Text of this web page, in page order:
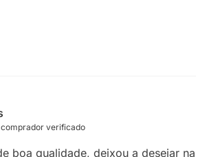
comprador verificado
boa qualidade, deixou a desejar na